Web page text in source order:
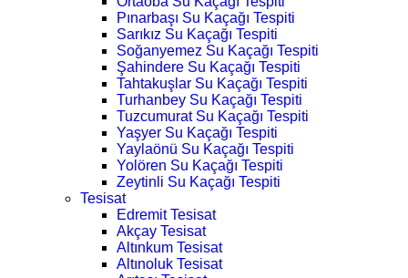
Pınarbaşı Su Kaçağı Tespiti
Sarıkız Su Kaçağı Tespiti
Soğanyemez Su Kaçağı Tespiti
Şahindere Su Kaçağı Tespiti
Tahtakuşlar Su Kaçağı Tespiti
Turhanbey Su Kaçağı Tespiti
Tuzcumurat Su Kaçağı Tespiti
Yaşyer Su Kaçağı Tespiti
Yaylaönü Su Kaçağı Tespiti
Yolören Su Kaçağı Tespiti
Zeytinli Su Kaçağı Tespiti
Tesisat
Edremit Tesisat
Akçay Tesisat
Altınkum Tesisat
Altınoluk Tesisat